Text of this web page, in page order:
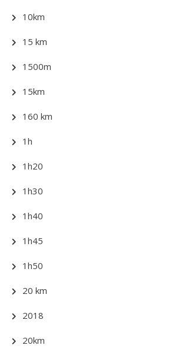
10km
15 km
1500m
15km
160 km
1h
1h20
1h30
1h40
1h45
1h50
20 km
2018
20km